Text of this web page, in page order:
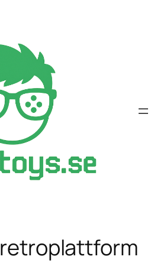
retroplattform